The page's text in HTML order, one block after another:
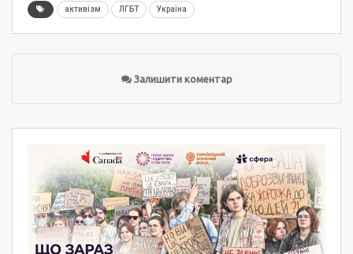
активізм ЛГБТ Україна
Залишити коментар